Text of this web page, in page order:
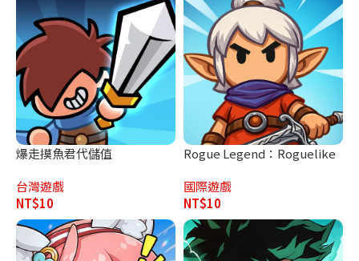
爆走摸魚君代儲值
台灣遊戲
NT$10
Rogue Legend：Roguelike
國際遊戲
NT$10